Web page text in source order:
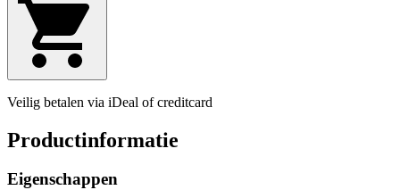
Veilig betalen via iDeal of creditcard
Productinformatie
Eigenschappen